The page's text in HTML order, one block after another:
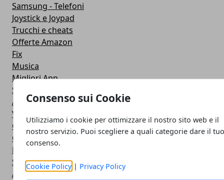
Consenso sui Cookie
Utilizziamo i cookie per ottimizzare il nostro sito web e il
nostro servizio. Puoi scegliere a quali categorie dare il
consenso.
Cookie Policy | Privacy Policy
Samsung - Telefoni
Joystick e Joypad
Trucchi e cheats
Offerte Amazon
Fix
Musica
Migliori App
Stati Whatsapp
Applicazioni
Viaggi
Galaxy Note 5
Google Play
Fotografia
Stile di vita
Antivirus